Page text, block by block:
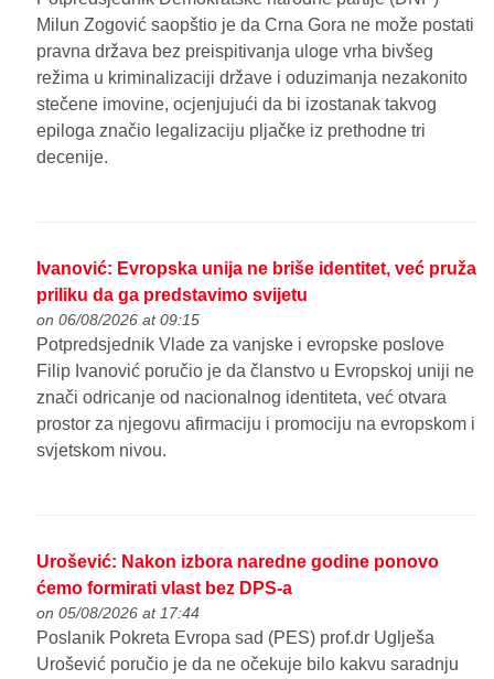
Milun Zogović saopštio je da Crna Gora ne može postati
pravna država bez preispitivanja uloge vrha bivšeg
režima u kriminalizaciji države i oduzimanja nezakonito
stečene imovine, ocjenjujući da bi izostanak takvog
epiloga značio legalizaciju pljačke iz prethodne tri
decenije.
Ivanović: Evropska unija ne briše identitet, već pruža
priliku da ga predstavimo svijetu
on 06/08/2026 at 09:15
Potpredsjednik Vlade za vanjske i evropske poslove
Filip Ivanović poručio je da članstvo u Evropskoj uniji ne
znači odricanje od nacionalnog identiteta, već otvara
prostor za njegovu afirmaciju i promociju na evropskom i
svjetskom nivou.
Urošević: Nakon izbora naredne godine ponovo
ćemo formirati vlast bez DPS-a
on 05/08/2026 at 17:44
Poslanik Pokreta Evropa sad (PES) prof.dr Uglješa
Urošević poručio je da ne očekuje bilo kakvu saradnju